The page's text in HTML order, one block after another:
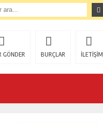
GÖNDER BURÇLAR İLETİŞİM